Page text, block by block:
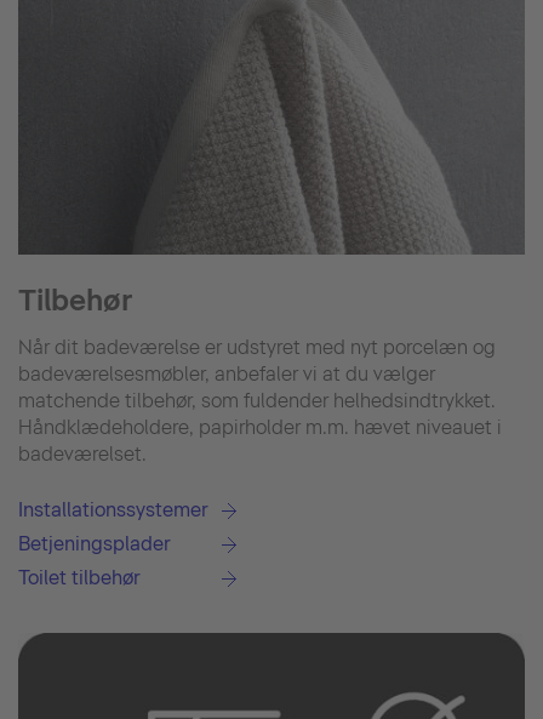
Tilbehør
Når dit badeværelse er udstyret med nyt porcelæn og
badeværelsesmøbler, anbefaler vi at du vælger
matchende tilbehør, som fuldender helhedsindtrykket.
Håndklædeholdere, papirholder m.m. hævet niveauet i
badeværelset.
Installationssystemer
Betjeningsplader
Toilet tilbehør